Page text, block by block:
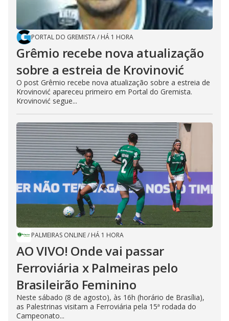
PORTAL DO GREMISTA/ HÁ 1 HORA
Grêmio recebe nova atualização
sobre a estreia de Krovinović
O post Grêmio recebe nova atualização sobre a estreia de
Krovinović apareceu primeiro em Portal do Gremista.
Krovinović segue...
PALMEIRAS ONLINE/ HÁ 1 HORA
AO VIVO! Onde vai passar
Ferroviária x Palmeiras pelo
Brasileirão Feminino
Neste sábado (8 de agosto), às 16h (horário de Brasília),
as Palestrinas visitam a Ferroviária pela 15ª rodada do
Campeonato...